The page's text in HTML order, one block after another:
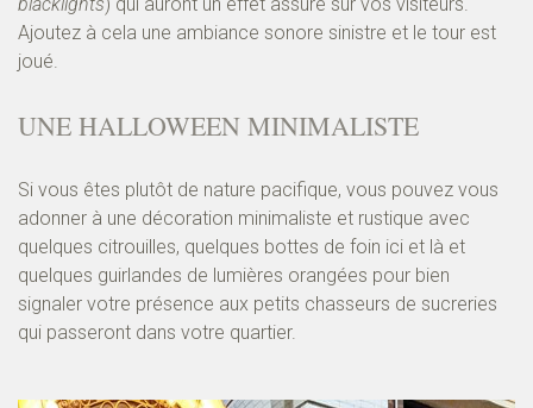
Ajoutez à cela une ambiance sonore sinistre et le tour est
joué.
UNE HALLOWEEN MINIMALISTE
Si vous êtes plutôt de nature pacifique, vous pouvez vous
adonner à une décoration minimaliste et rustique avec
quelques citrouilles, quelques bottes de foin ici et là et
quelques guirlandes de lumières orangées pour bien
signaler votre présence aux petits chasseurs de sucreries
qui passeront dans votre quartier.